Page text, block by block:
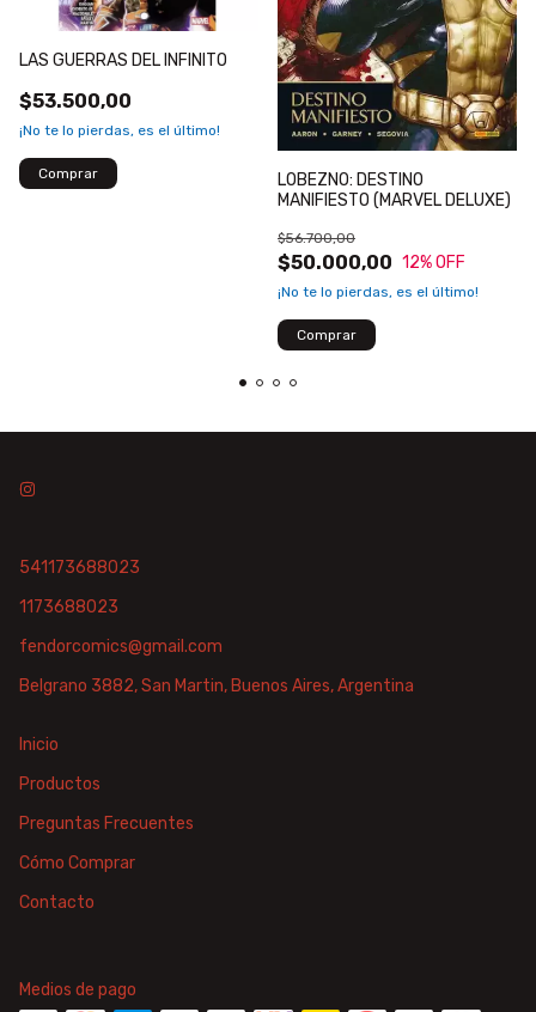
LAS GUERRAS DEL INFINITO
$53.500,00
¡No te lo pierdas, es el último!
LOBEZNO: DESTINO
MANIFIESTO (MARVEL DELUXE)
$50.000,00
$56.700,00
12% OFF
¡No te lo pierdas, es el último!
541173688023
1173688023
fendorcomics@gmail.com
Belgrano 3882, San Martin, Buenos Aires, Argentina
Inicio
Productos
Preguntas Frecuentes
Cómo Comprar
Contacto
Medios de pago